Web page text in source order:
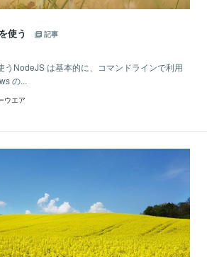
使う
記事
うNodeJS は基本的に、コマンドラインで利用
の...
ウエア